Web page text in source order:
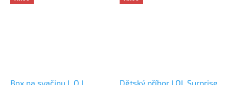
Box na svačinu L.O.L.
Dětský příbor LOL Surprise